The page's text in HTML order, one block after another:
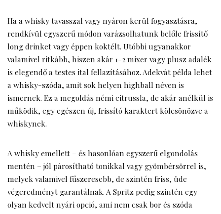
Ha a whisky tavasszal vagy nyáron kerül fogyasztásra,
rendkívül egyszerű módon varázsolhatunk belőle frissítő
long drinket vagy éppen koktélt. Utóbbi ugyanakkor
valamivel ritkább, hiszen akár 1-2 mixer vagy plusz adalék
is elegendő a testes ital fellazításához. Adekvát példa lehet
a whisky-szóda, amit sok helyen highball néven is
ismernek. Ez a megoldás némi citrussla, de akár anélkül is
működik, egy egészen új, frissító karaktert kölcsönözve a
whiskynek.
A whisky emellett – és hasonlóan egyszerű elgondolás
mentén – jól párosítható tonikkal vagy gyömbérsörrel is,
melyek valamivel fűszeresebb, de szintén friss, üde
végeredményt garantálnak. A Spritz pedig szintén egy
olyan kedvelt nyári opció, ami nem csak bor és szóda